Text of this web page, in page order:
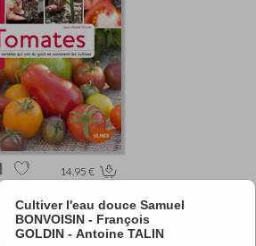
Cultiver l'eau douce Samuel
BONVOISIN - François
GOLDIN - Antoine TALIN
14.95 €